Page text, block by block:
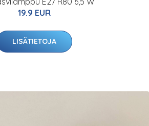
19.9 EUR
LISÄTIETOJA